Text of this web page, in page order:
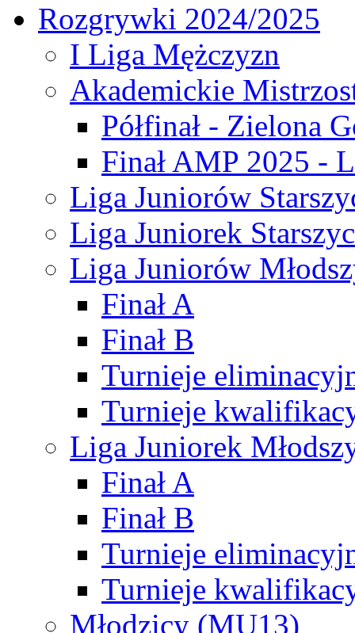
Rozgrywki 2024/2025
I Liga Mężczyzn
Akademickie
Półfinał - Zielona
Finał AMP 2025 -
Liga Juniorów
Liga Juniorek
Liga Juniorów
Finał A
Finał B
Turnieje
Turnieje
Liga Juniorek
Finał A
Finał B
Turnieje
Turnieje
Młodzicy (MU13)